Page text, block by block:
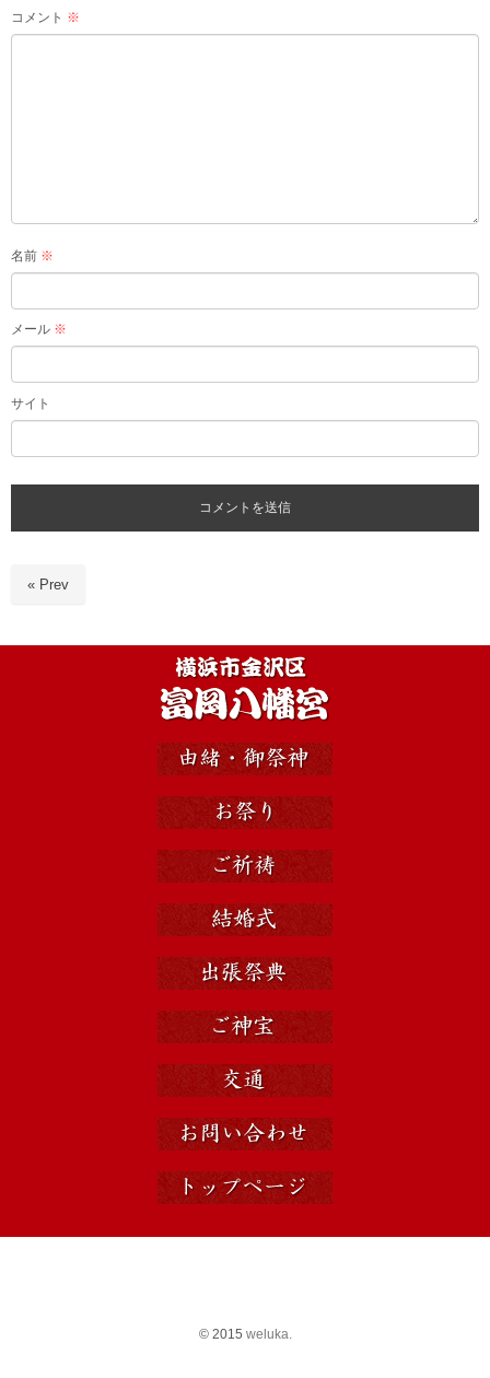
コメント ※
名前 ※
メール ※
サイト
« Prev
© 2015 weluka.